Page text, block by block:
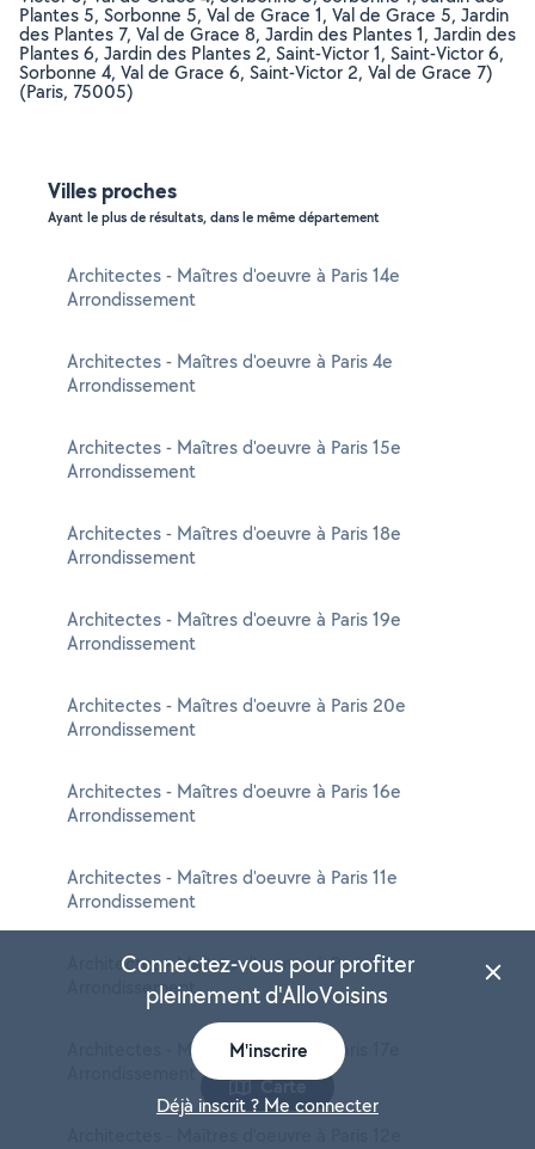
Plantes 5, Sorbonne 5, Val de Grace 1, Val de Grace 5, Jardin
des Plantes 7, Val de Grace 8, Jardin des Plantes 1, Jardin des
Plantes 6, Jardin des Plantes 2, Saint-Victor 1, Saint-Victor 6,
Sorbonne 4, Val de Grace 6, Saint-Victor 2, Val de Grace 7)
(Paris, 75005)
Villes proches
Ayant le plus de résultats, dans le même département
Architectes - Maîtres d'oeuvre à Paris 14e
Arrondissement
Architectes - Maîtres d'oeuvre à Paris 4e
Arrondissement
Architectes - Maîtres d'oeuvre à Paris 15e
Arrondissement
Architectes - Maîtres d'oeuvre à Paris 18e
Arrondissement
Architectes - Maîtres d'oeuvre à Paris 19e
Arrondissement
Architectes - Maîtres d'oeuvre à Paris 20e
Arrondissement
Architectes - Maîtres d'oeuvre à Paris 16e
Arrondissement
Architectes - Maîtres d'oeuvre à Paris 11e
Arrondissement
Architectes - Maîtres d'oeuvre à Paris 13e
Arrondissement
Architectes - Maîtres d'oeuvre à Paris 17e
Arrondissement
Carte
Connectez-vous pour profiter
pleinement d'AlloVoisins
M'inscrire
Déjà inscrit ? Me connecter